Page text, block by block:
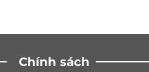
Chính sách